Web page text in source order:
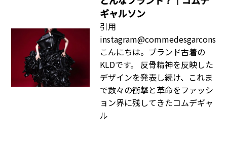
ギャルソン
引用
instagram@commedesgarcons
こんにちは。ブランド古着の
KLDです。 反骨精神を反映した
デザインを発表し続け、これま
で数々の衝撃と革命をファッシ
ョン界に残してきたコムデギャ
ル